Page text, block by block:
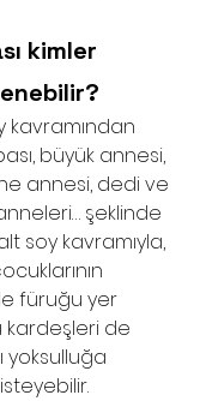
kimler
kavramından
büyük annesi,
annesi, dedi ve
şeklinde
soy kavramıyla,
füruğu yer
kardeşleri de
yoksulluğa